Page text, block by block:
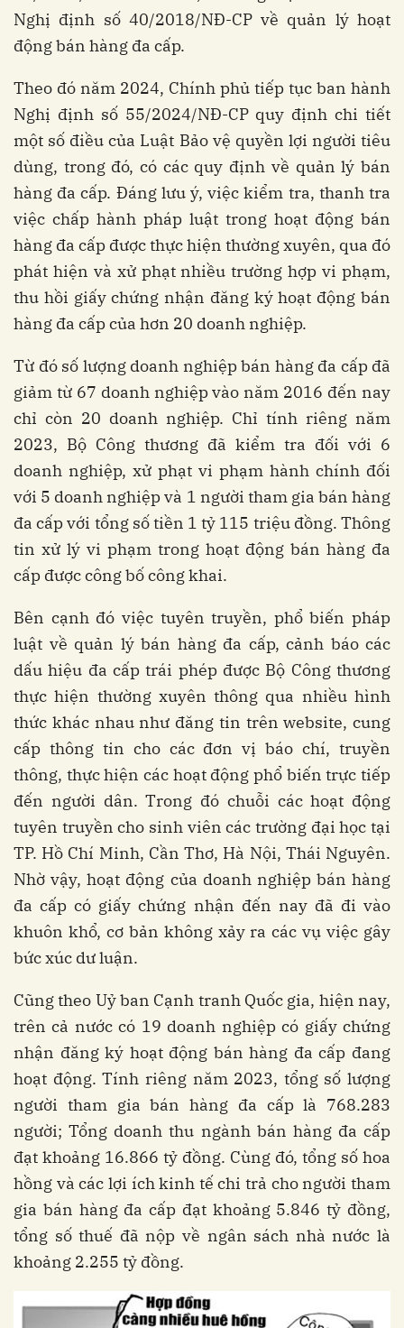
Nghị định số 40/2018/NĐ-CP về quản lý hoạt
động bán hàng đa cấp.
Theo đó năm 2024, Chính phủ tiếp tục ban hành
Nghị định số 55/2024/NĐ-CP quy định chi tiết
một số điều của Luật Bảo vệ quyền lợi người tiêu
dùng, trong đó, có các quy định về quản lý bán
hàng đa cấp. Đáng lưu ý, việc kiểm tra, thanh tra
việc chấp hành pháp luật trong hoạt động bán
hàng đa cấp được thực hiện thường xuyên, qua đó
phát hiện và xử phạt nhiều trường hợp vi phạm,
thu hồi giấy chứng nhận đăng ký hoạt động bán
hàng đa cấp của hơn 20 doanh nghiệp.
Từ đó số lượng doanh nghiệp bán hàng đa cấp đã
giảm từ 67 doanh nghiệp vào năm 2016 đến nay
chỉ còn 20 doanh nghiệp. Chỉ tính riêng năm
2023, Bộ Công thương đã kiểm tra đối với 6
doanh nghiệp, xử phạt vi phạm hành chính đối
với 5 doanh nghiệp và 1 người tham gia bán hàng
đa cấp với tổng số tiền 1 tỷ 115 triệu đồng. Thông
tin xử lý vi phạm trong hoạt động bán hàng đa
cấp được công bố công khai.
Bên cạnh đó việc tuyên truyền, phổ biến pháp
luật về quản lý bán hàng đa cấp, cảnh báo các
dấu hiệu đa cấp trái phép được Bộ Công thương
thực hiện thường xuyên thông qua nhiều hình
thức khác nhau như đăng tin trên website, cung
cấp thông tin cho các đơn vị báo chí, truyền
thông, thực hiện các hoạt động phổ biến trực tiếp
đến người dân. Trong đó chuỗi các hoạt động
tuyên truyền cho sinh viên các trường đại học tại
TP. Hồ Chí Minh, Cần Thơ, Hà Nội, Thái Nguyên.
Nhờ vậy, hoạt động của doanh nghiệp bán hàng
đa cấp có giấy chứng nhận đến nay đã đi vào
khuôn khổ, cơ bản không xảy ra các vụ việc gây
bức xúc dư luận.
Cũng theo Uỷ ban Cạnh tranh Quốc gia, hiện nay,
trên cả nước có 19 doanh nghiệp có giấy chứng
nhận đăng ký hoạt động bán hàng đa cấp đang
hoạt động. Tính riêng năm 2023, tổng số lượng
người tham gia bán hàng đa cấp là 768.283
người; Tổng doanh thu ngành bán hàng đa cấp
đạt khoảng 16.866 tỷ đồng. Cùng đó, tổng số hoa
hồng và các lợi ích kinh tế chi trả cho người tham
gia bán hàng đa cấp đạt khoảng 5.846 tỷ đồng,
tổng số thuế đã nộp về ngân sách nhà nước là
khoảng 2.255 tỷ đồng.